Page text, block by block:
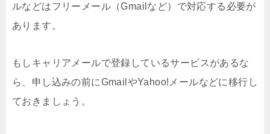
ルなどはフリーメール（Gmailなど）で対応する必要が
あります。
もしキャリアメールで登録しているサービスがあるな
ら、申し込みの前にGmailやYahoo!メールなどに移行し
ておきましょう。